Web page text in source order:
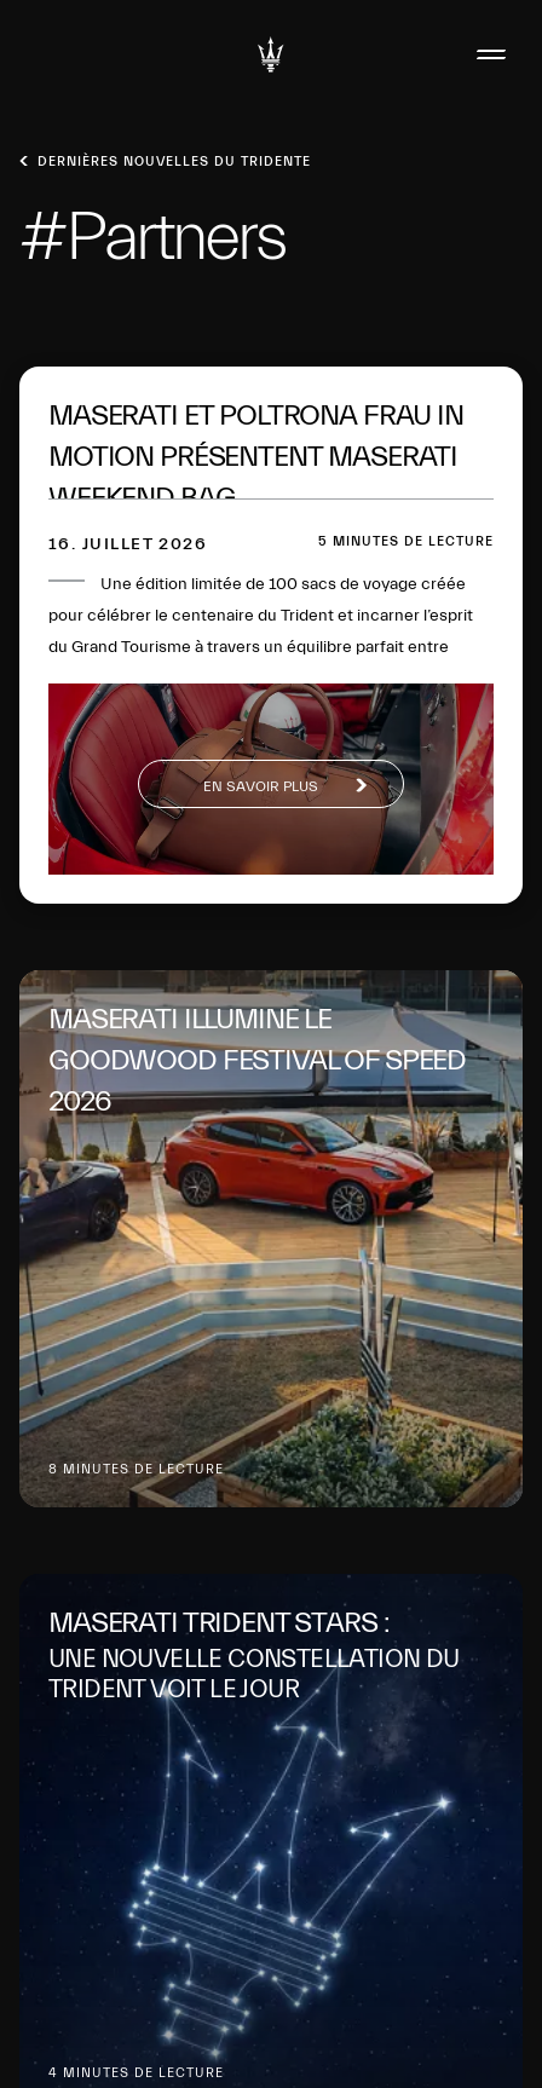
DERNIÈRES NOUVELLES DU TRIDENTE
#Partners
MASERATI ET POLTRONA FRAU IN
MOTION PRÉSENTENT MASERATI
WEEKEND BAG
16. JUILLET 2026 5 MINUTES DE LECTURE
Une édition limitée de 100 sacs de voyage créée
pour célébrer le centenaire du Trident et incarner l’esprit
du Grand Tourisme à travers un équilibre parfait entre
innovation.
EN SAVOIR PLUS
MASERATI ILLUMINE LE
GOODWOOD FESTIVAL OF SPEED
2026
8 MINUTES DE LECTURE
MASERATI TRIDENT STARS :
UNE NOUVELLE CONSTELLATION DU
TRIDENT VOIT LE JOUR
4 MINUTES DE LECTURE